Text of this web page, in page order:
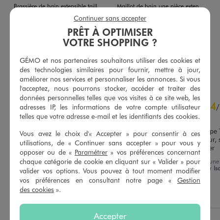
Brassière de bain extensible taille unique femme
-50% sur le 2ème produit d'été
4.5/5 de moyenne
(14 avis)
AJOUTER AU PANIER
Maillot de bain une pièce extensible taille unique femme
4.5/5 de moyenne
AJOUTER AU PANIER
4.4/5
Basé sur21 avis soumis à un
contrôle
Voir tous les avis sur ce site
5étoiles
4/
Avis vérifié et récompensé
Taille unique très bien, coupe
haute très bien, jolie couleur,
bémol est très long à sécher
Avis du 24/07/2026 , suite à une
expérience du
08/07/2026 par
A.
PRÊT À OPTIMISER
VOTRE SHOPPING ?
GÉMO et nos partenaires souhaitons utiliser des cookies et
des technologies similaires pour fournir, mettre à jour,
améliorer nos services et personnaliser les annonces. Si vous
l'acceptez, nous pourrons stocker, accéder et traiter des
données personnelles telles que vos visites à ce site web, les
adresses IP, les informations de votre compte utilisateur
telles que votre adresse e-mail et les identifiants des cookies.
Vous avez le choix d'« Accepter » pour consentir à ces
utilisations, de « Continuer sans accepter » pour vous y
opposer ou de « Paramétrer » vos préférences concernant
chaque catégorie de cookie en cliquant sur « Valider » pour
valider vos options. Vous pouvez à tout moment modifier
vos préférences en consultant notre page « Gestion
des cookies ».
Accepter
Continuer sans accepter